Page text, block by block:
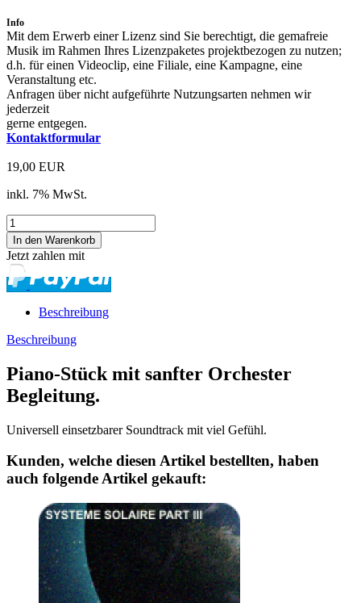
Info
Mit dem Erwerb einer Lizenz sind Sie berechtigt, die gemafreie
Musik im Rahmen Ihres Lizenzpaketes projektbezogen zu nutzen;
d.h. für einen Videoclip, eine Filiale, eine Kampagne, eine
Veranstaltung etc.
Anfragen über nicht aufgeführte Nutzungsarten nehmen wir
jederzeit
gerne entgegen.
Kontaktformular
19,00 EUR
inkl. 7% MwSt.
Jetzt zahlen mit
Beschreibung
Beschreibung
Piano-Stück mit sanfter Orchester
Begleitung.
Universell einsetzbarer Soundtrack mit viel Gefühl.
Kunden, welche diesen Artikel bestellten, haben
auch folgende Artikel gekauft: